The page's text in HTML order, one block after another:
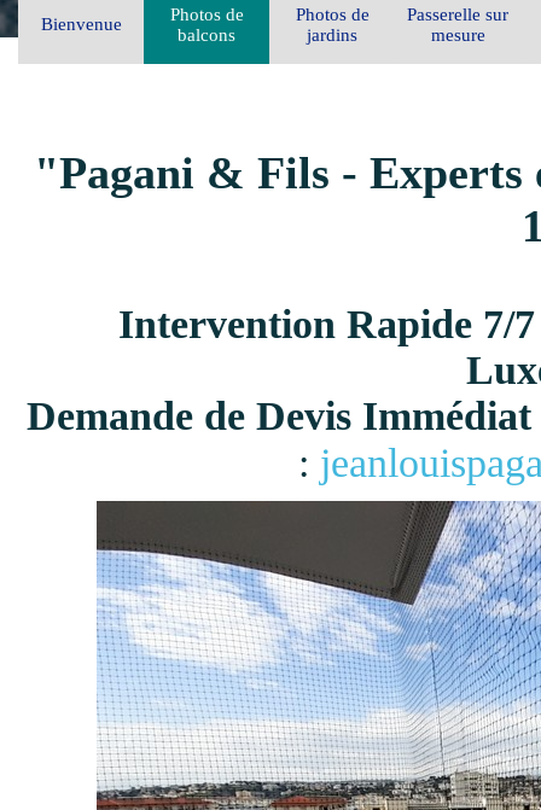
Bienvenue
Photos de
balcons
Photos de
jardins
Passerelle sur
mesure
"Pagani & Fils - Experts
Intervention Rapide 7/
Demande de Devis
: